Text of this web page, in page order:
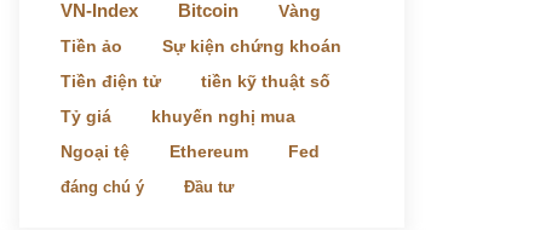
Chứng khoán ngày 30/5/2022: Top 10 cổ
phiếu nổi bật
13/10/2021
VN-Index Bitcoin
Vàng
Tiền ảo
Sự kiện chứng khoán
Tiền điện tử
tiền kỹ thuật số
Tỷ giá
khuyến nghị mua
Ngoại tệ
Ethereum
Fed
đáng chú ý
Đầu tư